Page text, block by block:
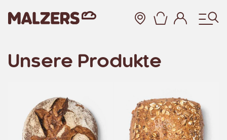
Zum Hauptinhalt
Unsere Produkte